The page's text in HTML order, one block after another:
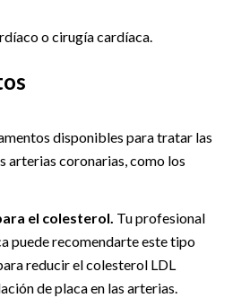
o cirugía cardíaca.
disponibles para tratar las
arterias coronarias, como los
el colesterol. Tu profesional
puede recomendarte este tipo
reducir el colesterol LDL
de placa en las arterias.